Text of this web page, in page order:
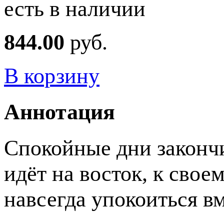
есть в наличии
844.00 руб.
В корзину
Аннотация
Спокойные дни
идёт на восток, к
навсегда упокоиться